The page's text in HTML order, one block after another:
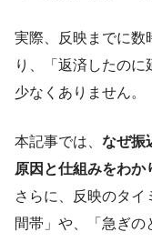
実際、反映までに数
り、「返済したの
少なくありません。
本記事では、 なぜ振
原因と仕組みをわか
さらに、反映のタ
間帯」や、「急ぎ